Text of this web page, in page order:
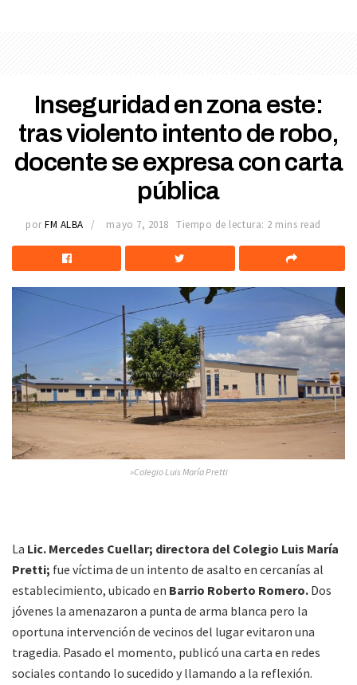
Inseguridad en zona este:
tras violento intento de robo,
docente se expresa con carta
pública
por FM ALBA mayo 7, 2018 Tiempo de lectura: 2 mins read
»Colegio Luis María Pretti
La Lic. Mercedes Cuellar; directora del Colegio Luis María
Pretti; fue víctima de un intento de asalto en cercanías al
establecimiento, ubicado en Barrio Roberto Romero. Dos
jóvenes la amenazaron a punta de arma blanca pero la
oportuna intervención de vecinos del lugar evitaron una
tragedia. Pasado el momento, publicó una carta en redes
sociales contando lo sucedido y llamando a la reflexión.